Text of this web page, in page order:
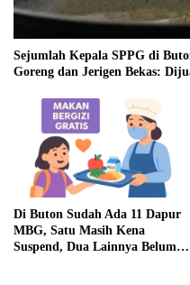
Sejumlah Kepala SPPG di
Goreng dan Jerigen Bekas:
Di Buton Sudah Ada 11 Dapur
MBG, Satu Masih Kena
Suspend, Dua Lainnya Belum